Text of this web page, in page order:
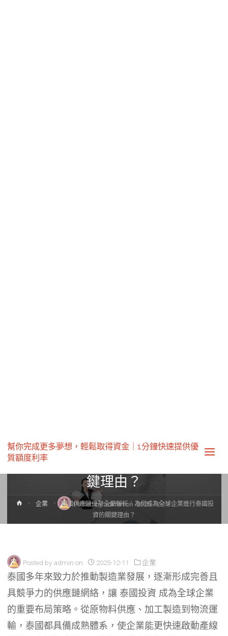
幫你完成更多夢想，輕鬆取得資金｜1分鐘快速提供優
質額度利率‎
泰國供應鏈優勢全面解析：為何
成為全球企業進行泰國投資的關
鍵理由？
Posted byadminon 2025-12-11
Home企業
泰國供應鏈優勢全面解析：為何成為全球企業進行泰國投
資的關鍵理由？
Posted by admin on 2025-12-11 企業
泰國多年來致力於推動製造業發展，逐漸形成完善且
具競爭力的供應鏈網絡，讓 泰國投資 成為全球企業
的重要布局策略。從原物料供應、加工製造到物流運
輸，泰國都具備成熟體系，使企業能更快速啟動產線